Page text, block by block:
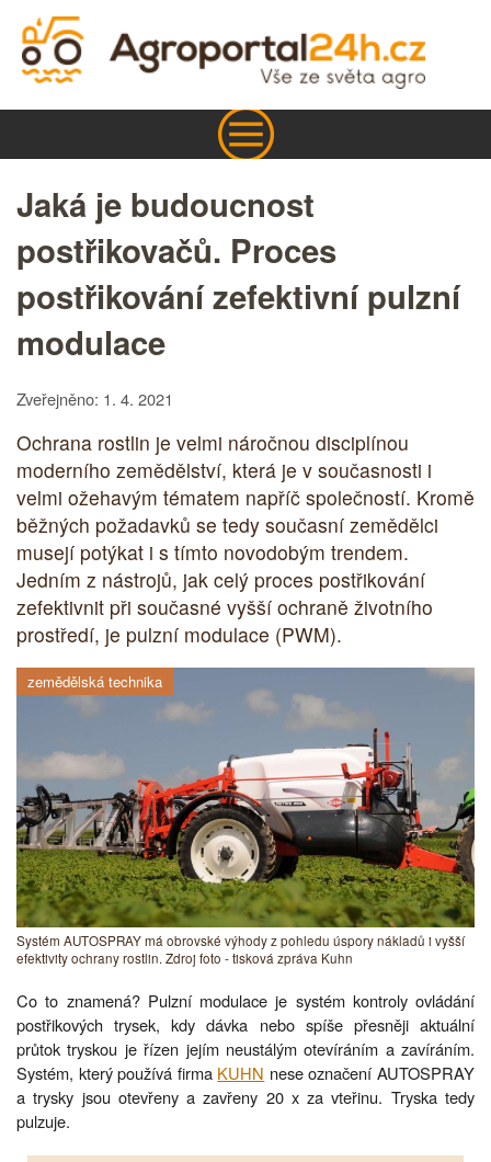
Jaká je budoucnost
postřikovačů. Proces
postřikování zefektivní pulzní
modulace
Zveřejněno: 1. 4. 2021
Ochrana rostlin je velmi náročnou disciplínou
moderního zemědělství, která je v současnosti i
velmi ožehavým tématem napříč společností. Kromě
běžných požadavků se tedy současní zemědělci
musejí potýkat i s tímto novodobým trendem.
Jedním z nástrojů, jak celý proces postřikování
zefektivnit při současné vyšší ochraně životního
prostředí, je pulzní modulace (PWM).
zemědělská technika
Systém AUTOSPRAY má obrovské výhody z pohledu úspory nákladů i vyšší
efektivity ochrany rostlin. Zdroj foto - tisková zpráva Kuhn
Co to znamená? Pulzní modulace je systém kontroly ovládání
postřikových trysek, kdy dávka nebo spíše přesněji aktuální
průtok tryskou je řízen jejím neustálým otevíráním a zavíráním.
Systém, který používá firma KUHN nese označení AUTOSPRAY
a trysky jsou otevřeny a zavřeny 20 x za vteřinu. Tryska tedy
pulzuje.